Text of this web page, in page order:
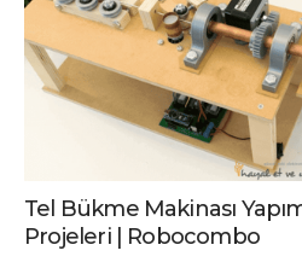
Tel Bükme Makinası
Projeleri | Robocombo